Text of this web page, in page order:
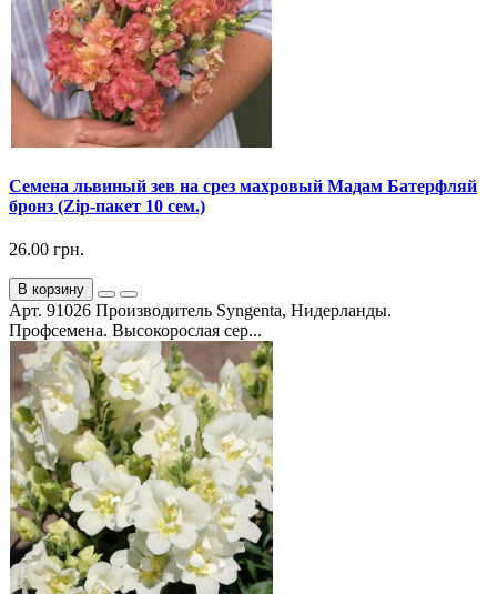
Семена львиный зев на срез махровый Мадам Батерфляй
бронз (Zip-пакет 10 сем.)
26.00 грн.
В корзину
Арт. 91026 Производитель Syngenta, Нидерланды.
Профсемена. Высокорослая сер...